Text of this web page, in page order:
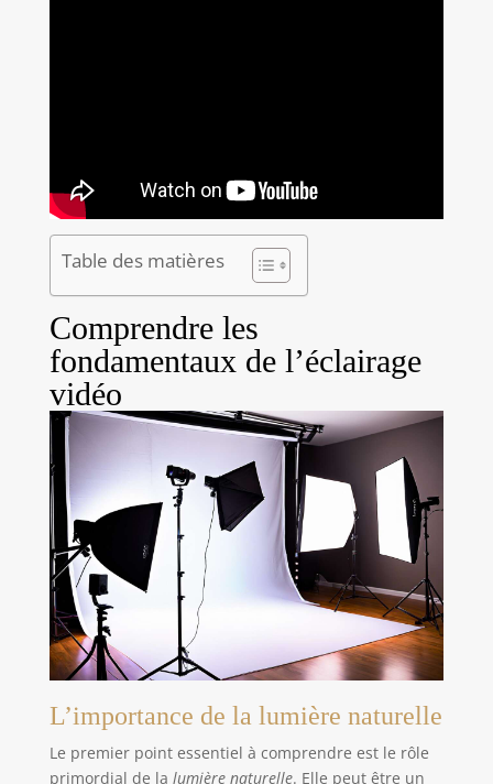
Table des matières
Comprendre les
fondamentaux de l’éclairage
vidéo
L’importance de la lumière naturelle
Le premier point essentiel à comprendre est le rôle
primordial de la lumière naturelle. Elle peut être un